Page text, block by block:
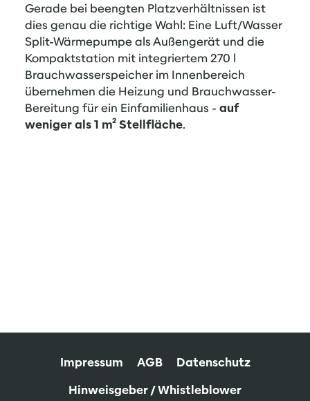
Gerade bei beengten Platzverhältnissen ist
dies genau die richtige Wahl: Eine Luft/Wasser
Split-Wärmepumpe als Außengerät und die
Kompaktstation mit integriertem 270 l
Brauchwasserspeicher im Innenbereich
übernehmen die Heizung und Brauchwasser-
Bereitung für ein Einfamilienhaus - auf
weniger als 1 m² Stellfläche.
Impressum AGB
Datenschutz
Hinweisgeber / Whistleblower